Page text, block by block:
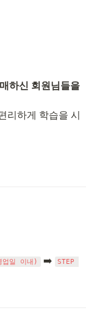
하신 회원님들을
리하게 학습을 시
일 이내) ➡️
STEP